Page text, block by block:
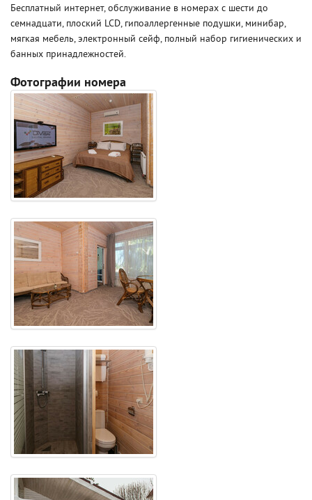
Бесплатный интернет, обслуживание в номерах с шести до
семнадцати, плоский LCD, гипоаллергенные подушки, минибар,
мягкая мебель, электронный сейф, полный набор гигиенических и
банных принадлежностей.
Фотографии номера